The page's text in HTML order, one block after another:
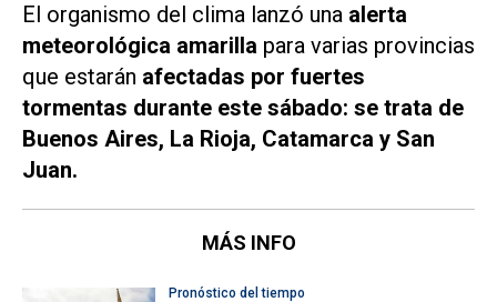
El organismo del clima lanzó una alerta
meteorológica amarilla para varias provincias
que estarán afectadas por fuertes
tormentas durante este sábado: se trata de
Buenos Aires, La Rioja, Catamarca y San
Juan.
MÁS INFO
Pronóstico del tiempo